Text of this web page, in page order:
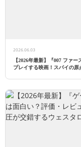
2026.06.03
【2026年最新】『007 ファ
プレイする映画！スパイの